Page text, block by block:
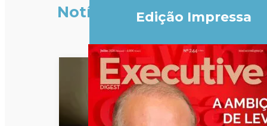
Notícias
Edição Impressa